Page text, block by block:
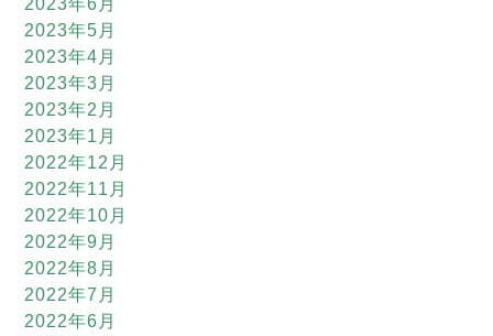
2023年6月
2023年5月
2023年4月
2023年3月
2023年2月
2023年1月
2022年12月
2022年11月
2022年10月
2022年9月
2022年8月
2022年7月
2022年6月